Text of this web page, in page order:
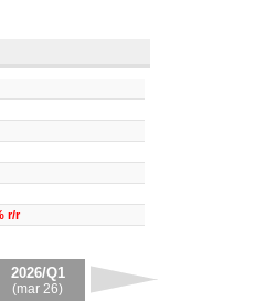
r/r
2026/Q1
(mar 26)